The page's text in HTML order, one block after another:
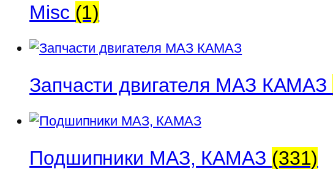
Misc (1)
Запчасти двигателя МАЗ КАМАЗ
Подшипники МАЗ, КАМАЗ (331)